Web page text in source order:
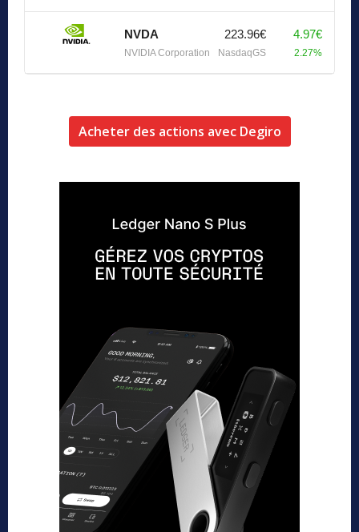
NVDA
NVIDIA Corporation
223.96€
NasdaqGS
4.97€
2.27%
Acheter des actions avec Degiro